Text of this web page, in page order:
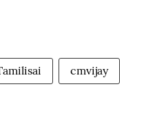
cmvijay